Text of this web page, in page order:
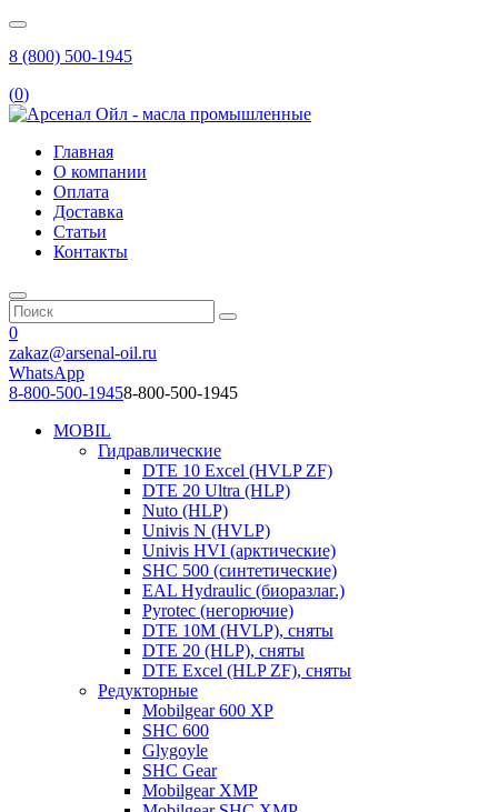
8 (800) 500-1945
(0)
Главная
О компании
Оплата
Доставка
Статьи
Контакты
0
zakaz@arsenal-oil.ru
WhatsApp
8-800-500-19458-800-500-1945
MOBIL
Гидравлические
DTE 10 Excel (HVLP ZF)
DTE 20 Ultra (HLP)
Nuto (HLP)
Univis N (HVLP)
Univis HVI (арктические)
SHC 500 (синтетические)
EAL Hydraulic (биоразлаг.)
Pyrotec (негорючие)
DTE 10M (HVLP), сняты
DTE 20 (HLP), сняты
DTE Excel (HLP ZF), сняты
Редукторные
Mobilgear 600 XP
SHC 600
Glygoyle
SHC Gear
Mobilgear XMP